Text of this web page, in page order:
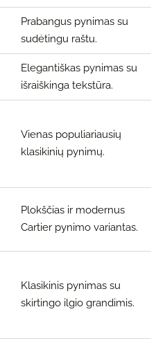
Prabangus pynimas su
sudėtingu raštu.
Elegantiškas pynimas su
išraiškinga tekstūra.
Vienas populiariausių
klasikinių pynimų.
Plokščias ir modernus
Cartier pynimo variantas.
Klasikinis pynimas su
skirtingo ilgio grandimis.